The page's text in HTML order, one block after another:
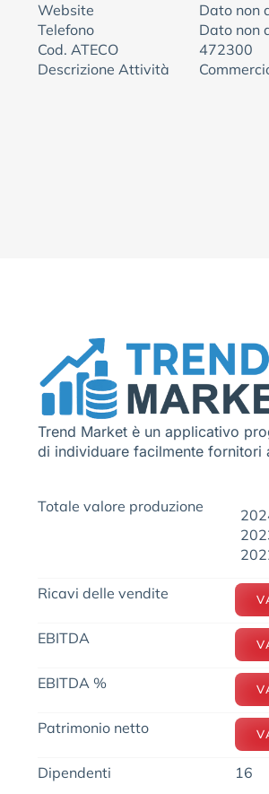
Website
Dato non
Telefono
Dato non
Cod. ATECO
472300
Descrizione Attività
Trend Market è un applicativo
di individuare facilmente fornitori
Totale valore produzione
Ricavi delle vendite
EBITDA
EBITDA %
Patrimonio netto
Dipendenti 16